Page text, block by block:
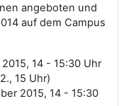
angeboten und
auf dem Campus
14 - 15:30 Uhr
15 Uhr)
2015, 14 - 15:30